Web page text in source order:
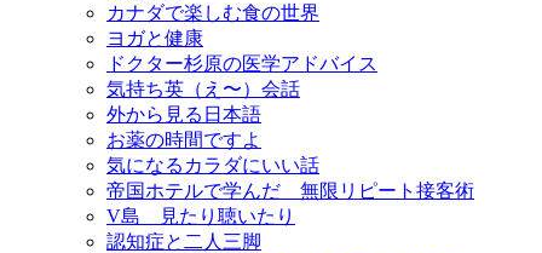
カナダで楽しむ食の世界
ヨガと健康
ドクター杉原の医学アドバイス
気持ち英（え〜）会話
外から見る日本語
お薬の時間ですよ
気になるカラダにいい話
帝国ホテルで学んだ 無限リピート接客術
V島 見たり聴いたり
認知症と二人三脚